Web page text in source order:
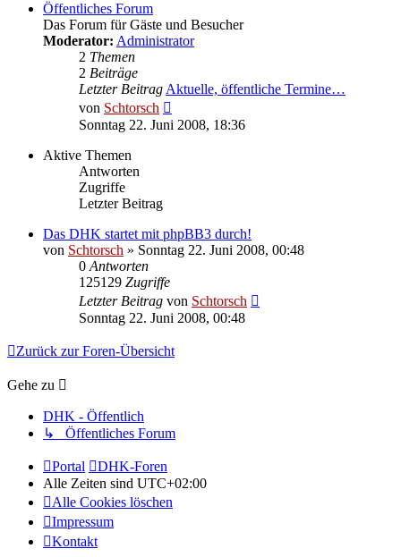
Öffentliches Forum
Das Forum für Gäste und Besucher
Moderator: Administrator
2 Themen
2 Beiträge
Letzter Beitrag Aktuelle, öffentliche Termine…
von Schtorsch
Beitrag
Sonntag 22. Juni 2008, 18:36
Aktive Themen
Antworten
Zugriffe
Letzter Beitrag
Das DHK startet mit phpBB3 durch!
von Schtorsch » Sonntag 22. Juni 2008, 00:48
0 Antworten
125129 Zugriffe
Letzter Beitrag von Schtorsch
Sonntag 22. Juni 2008, 00:48
Zurück zur Foren-Übersicht
Gehe zu
DHK - Öffentlich
↳ Öffentliches Forum
Portal
DHK-Foren
Alle Zeiten sind UTC+02:00
Alle Cookies löschen
Impressum
Kontakt